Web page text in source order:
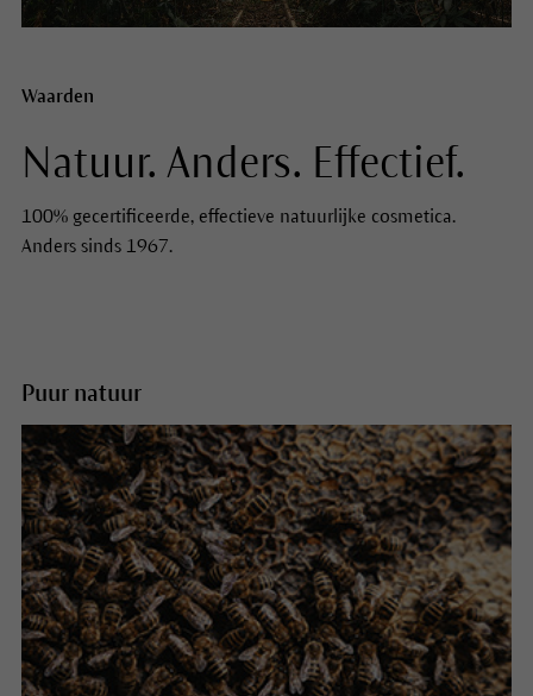
Waarden
Natuur. Anders. Effectief.
100% gecertificeerde, effectieve natuurlijke cosmetica.
Anders sinds 1967.
Puur natuur